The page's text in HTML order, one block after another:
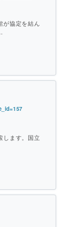
ンターが所蔵
像データベー
が協定を結ん
て検索（カー
県立図書情報
選択できま
も選択でき
します。国立